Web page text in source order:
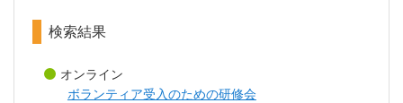
検索結果
オンライン
ボランティア受入のための研修会